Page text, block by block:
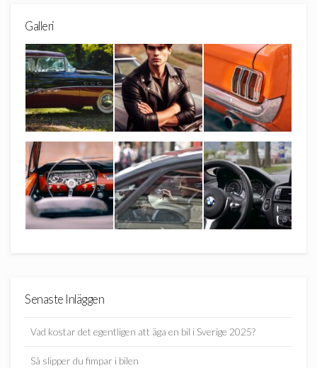
Galleri
Senaste Inläggen
Vad kostar det egentligen att äga en bil i Sverige 2025?
Så slipper du fimpar i bilen